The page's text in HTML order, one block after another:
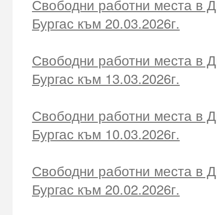
Свободни работни места в
Бургас към 20.03.2026г.
Свободни работни места в
Бургас към 13.03.2026г.
Свободни работни места в
Бургас към 10.03.2026г.
Свободни работни места в
Бургас към 20.02.2026г.